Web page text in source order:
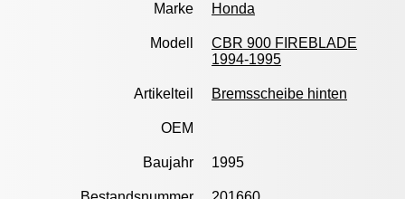
Marke Honda
Modell
CBR 900 FIREBLADE
1994-1995
Artikelteil Bremsscheibe hinten
OEM
Baujahr 1995